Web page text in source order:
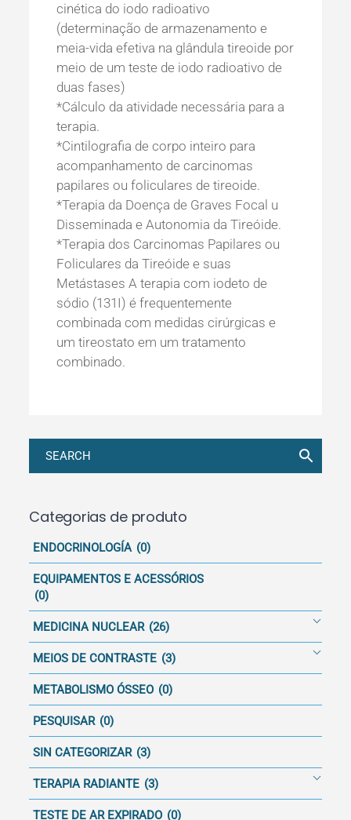
cinética do iodo radioativo
(determinação de armazenamento e
meia-vida efetiva na glândula tireoide por
meio de um teste de iodo radioativo de
duas fases)
*Cálculo da atividade necessária para a
terapia.
*Cintilografia de corpo inteiro para
acompanhamento de carcinomas
papilares ou foliculares de tireoide.
*Terapia da Doença de Graves Focal u
Disseminada e Autonomia da Tireóide.
*Terapia dos Carcinomas Papilares ou
Foliculares da Tireóide e suas
Metástases A terapia com iodeto de
sódio (131I) é frequentemente
combinada com medidas cirúrgicas e
um tireostato em um tratamento
combinado.
Categorias de produto
ENDOCRINOLOGÍA (0)
EQUIPAMENTOS E ACESSÓRIOS
(0)
MEDICINA NUCLEAR (26)
MEIOS DE CONTRASTE (3)
METABOLISMO ÓSSEO (0)
PESQUISAR (0)
SIN CATEGORIZAR (3)
TERAPIA RADIANTE (3)
TESTE DE AR EXPIRADO (0)